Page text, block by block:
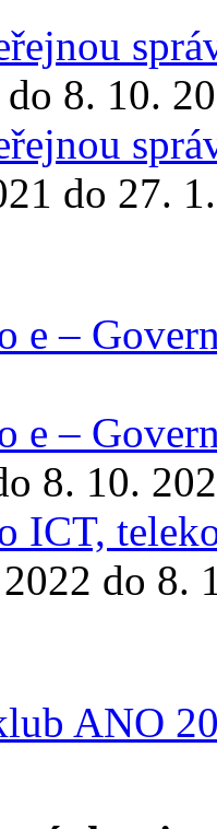
8. 10.
do 27.
e –
e –
8. 10.
ICT,
do 8.
ANO